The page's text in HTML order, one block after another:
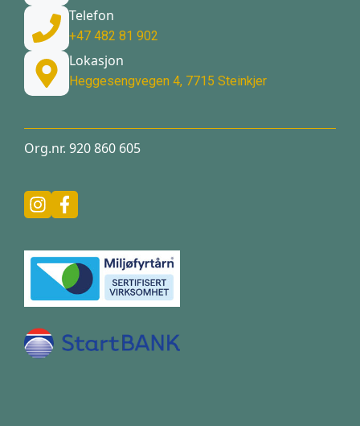
Telefon
+47 482 81 902
Lokasjon
Heggesengvegen 4, 7715 Steinkjer
Org.nr. 920 860 605